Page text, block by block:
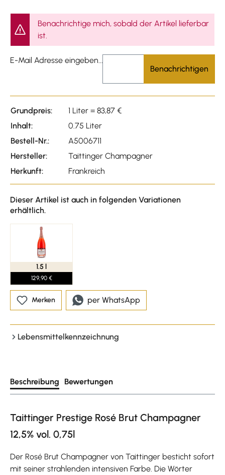
Benachrichtige mich, sobald der Artikel lieferbar
ist.
E-Mail Adresse eingeben...
Benachrichtigen
Grundpreis:
1 Liter = 83,87 €
Inhalt:
0.75 Liter
Bestell-Nr.:
A5006711
Hersteller:
Taittinger Champagner
Herkunft:
Frankreich
Dieser Artikel ist auch in folgenden Variationen
erhältlich.
1.5 l
129,90 €
Merken per WhatsApp
Lebensmittelkennzeichnung
Beschreibung Bewertungen
Taittinger Prestige Rosé Brut Champagner
12,5% vol. 0,75l
Der Rosé Brut Champagner von Taittinger besticht sofort
mit seiner strahlenden intensiven Farbe. Die Wörter